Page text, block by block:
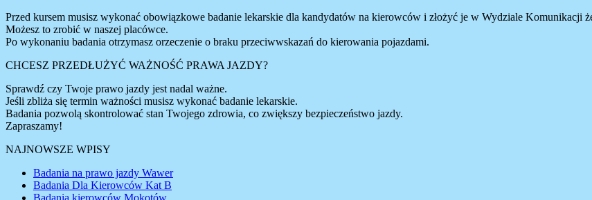
Przed kursem musisz wykonać obowiązkowe badanie lekarskie dla kandydatów na kierowców i złożyć je w Wydziale Komunikacji
Możesz to zrobić w naszej placówce.
Po wykonaniu badania otrzymasz orzeczenie o braku przeciwwskazań do kierowania pojazdami.
CHCESZ PRZEDŁUŻYĆ WAŻNOŚĆ PRAWA JAZDY?
Sprawdź czy Twoje prawo jazdy jest nadal ważne.
Jeśli zbliża się termin ważności musisz wykonać badanie lekarskie.
Badania pozwolą skontrolować stan Twojego zdrowia, co zwiększy bezpieczeństwo jazdy.
Zapraszamy!
NAJNOWSZE WPISY
Badania na prawo jazdy Wawer
Badania Dla Kierowców Kat B
Badania kierowców Mokotów